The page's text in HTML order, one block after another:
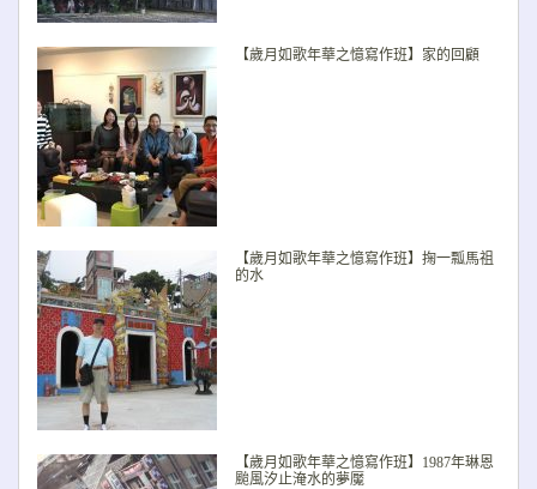
【歲月如歌年華之憶寫作班】家的回顧
【歲月如歌年華之憶寫作班】掬一瓢馬祖
的水
【歲月如歌年華之憶寫作班】1987年琳恩
颱風汐止淹水的夢魘